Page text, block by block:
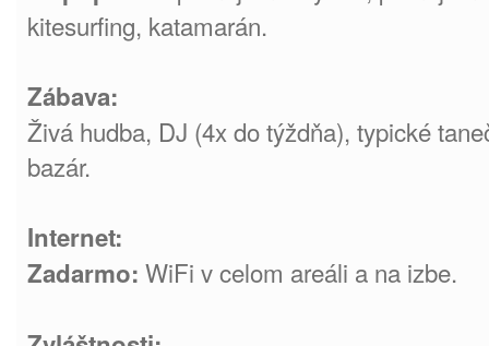
kitesurfing, katamarán.
Zábava:
Živá hudba, DJ (4x do týždňa), typické
bazár.
Internet:
Zadarmo: WiFi v celom areáli a na izbe.